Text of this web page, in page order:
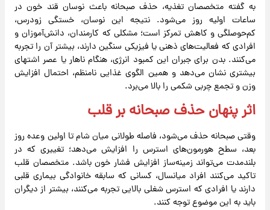
به گفته متخصصان تغذیه، حذف صبحانه باعث نوسان قند خون در
ساعات اولیه روز می‌شود. نتیجه این نوسان، خستگی زودرس،
کم‌حوصلگی و کاهش تمرکز است؛ مشکلی که کارمندان، دانش‌آموزان و
افرادی که فعالیت‌های ذهنی یا فیزیکی سنگین دارند، بیشتر آن را تجربه
می‌کنند. بدن برای جبران این کمبود انرژی، هنگام ناهار یا عصر اشتهای
بیشتری نشان می‌دهد و همین الگوی غذایی نامنظم، احتمال افزایش
وزن و تجمع چربی شکمی را بالا می‌برد.
اثر پنهان حذف صبحانه بر قلب
وقتی صبحانه حذف می‌شود، فاصله طولانی میان شام تا اولین وعده روز
بعد، سطح هورمون‌های استرس را افزایش می‌دهد؛ تغییری که در
بلندمدت می‌تواند زمینه‌ساز افزایش فشار خون باشد. متخصصان قلب
تاکید می‌کنند افراد میانسال، کسانی که سابقه خانوادگی بیماری قلبی
دارند یا افرادی که استرس شغلی بالایی تجربه می‌کنند، بیشتر از دیگران
باید به این موضوع توجه کنند.